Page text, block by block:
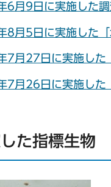
6月9日に実施した
8月5日に実施した
7月27日に実施した
7月26日に実施した
た指標生物